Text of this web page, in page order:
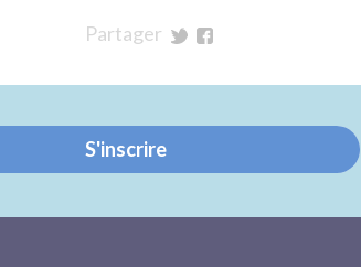
Partager
Twitter
Facebook
S'inscrire